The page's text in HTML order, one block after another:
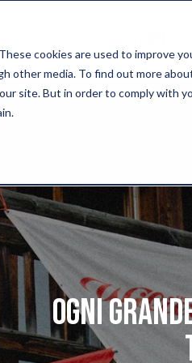
cookies are used to improve
other media. To find out more
site. But in order to comply with
Ogni